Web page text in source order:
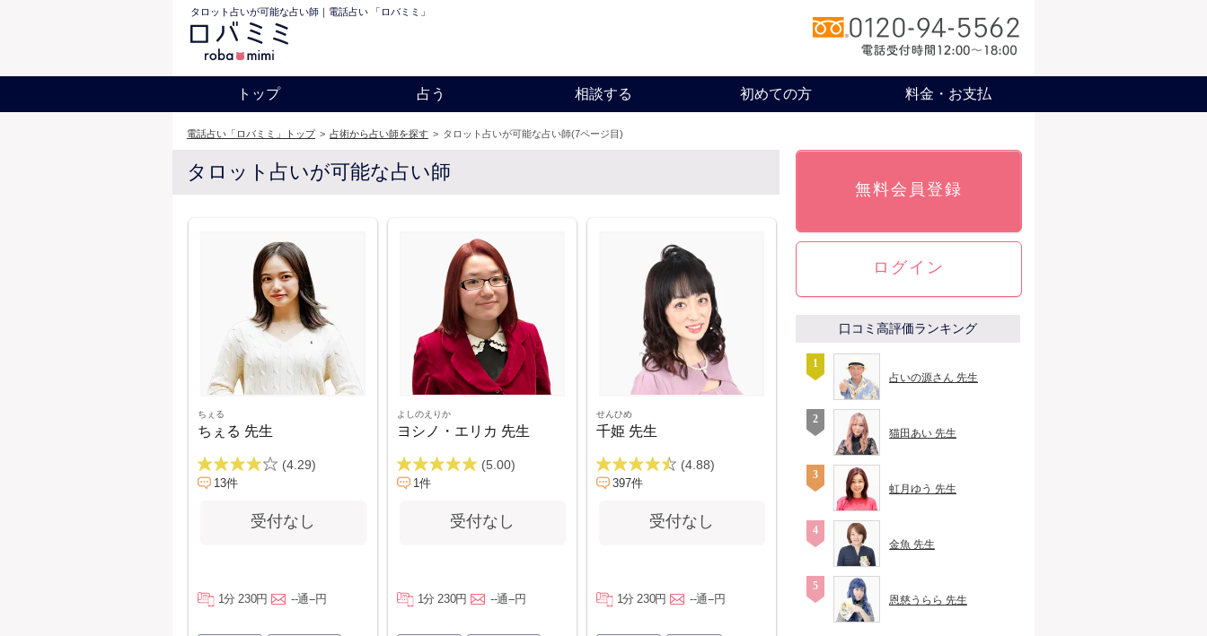
タロット占いが可能な占い師｜電話占い 「ロバミミ」
トップ 占う 相談する 初めての方 料金・お支払
電話占い「ロバミミ」トップ > 占術から占い師を探す > タロット占いが可能な占い師(7ページ目)
タロット占いが可能な占い師
ちぇる
ちぇる 先生
(4.29)
13件
受付なし
1分 230円 --通--円
よしのえりか
ヨシノ・エリカ 先生
(5.00)
1件
受付なし
1分 230円 --通--円
せんひめ
千姫 先生
(4.88)
397件
受付なし
1分 230円 --通--円
無料会員登録
ログイン
口コミ高評価ランキング
占いの源さん 先生
猫田あい 先生
虹月ゆう 先生
金魚 先生
恩慈うらら 先生